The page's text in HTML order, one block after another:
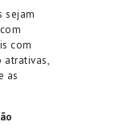
sejam
com
atrativas,
as